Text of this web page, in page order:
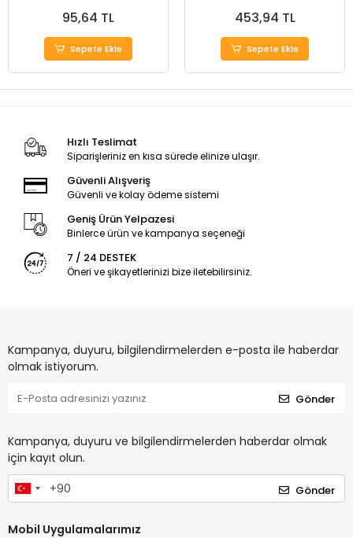
95,64 TL
Sepete Ekle
453,94 TL
Sepete Ekle
Hızlı Teslimat
Siparişleriniz en kısa sürede elinize ulaşır.
Güvenli Alışveriş
Güvenli ve kolay ödeme sistemi
Geniş Ürün Yelpazesi
Binlerce ürün ve kampanya seçeneği
7 / 24 DESTEK
Öneri ve şikayetlerinizi bize iletebilirsiniz.
Kampanya, duyuru, bilgilendirmelerden e-posta ile haberdar
olmak istiyorum.
Gönder
Kampanya, duyuru ve bilgilendirmelerden haberdar olmak
için kayıt olun.
Gönder
Mobil Uygulamalarımız